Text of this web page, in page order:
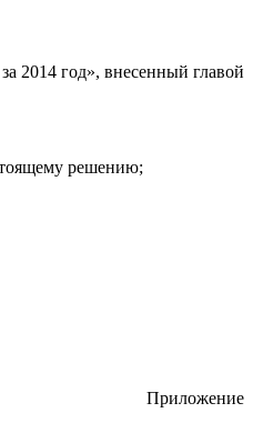
2014 год», внесенный главой
решению;
Приложение